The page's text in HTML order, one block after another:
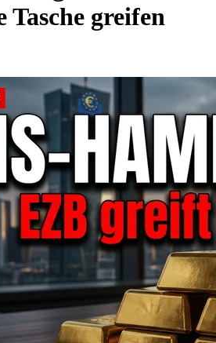
Tasche greifen